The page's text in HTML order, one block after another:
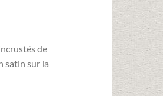
de
satin sur la